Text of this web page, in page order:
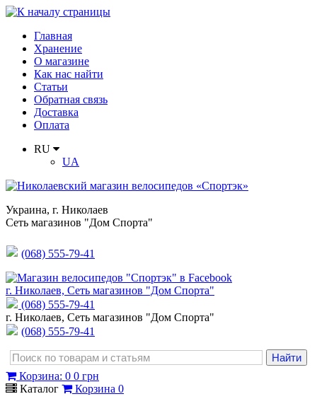
Главная
Хранение
О магазине
Как нас найти
Статьи
Обратная связь
Доставка
Оплата
RU
UA
Украина, г. Николаев
Сеть магазинов "Дом Спорта"
(068) 555-79-41
г. Николаев, Сеть магазинов "Дом Спорта"
(068) 555-79-41
г. Николаев, Сеть магазинов "Дом Спорта"
(068) 555-79-41
Корзина: 0 0 грн
Каталог
Корзина 0